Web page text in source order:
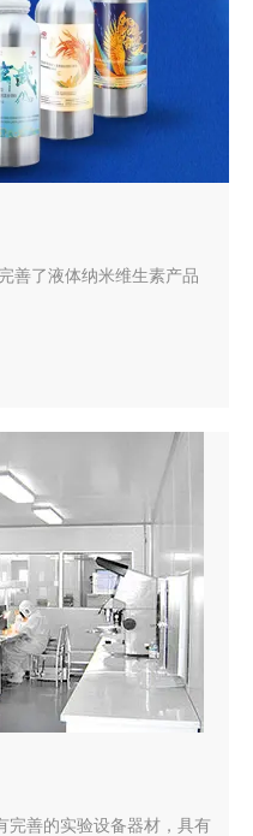
善了液体纳米维生素产品
完善的实验设备器材，具有